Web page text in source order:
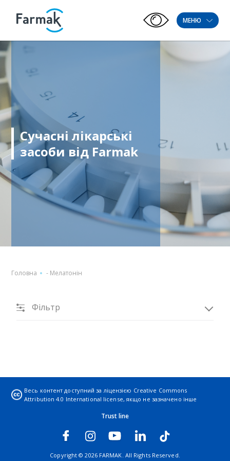
МЕНЮ
Сучасні лікарські
засоби від Farmak
Головна - Мелатонін
Фільтр
Весь контент доступний за ліцензією Creative Commons
Attribution 4.0 International license, якщо не зазначено інше
Trust line
Copyright © 2026 FARMAK. All Rights Reserved.